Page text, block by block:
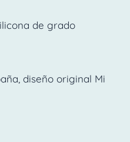
de grado
diseño original Mi